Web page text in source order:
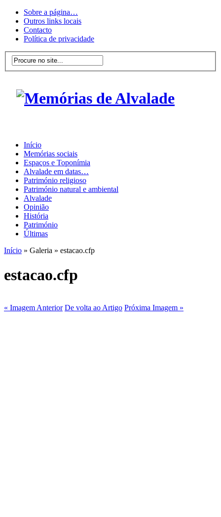
Sobre a página…
Outros links locais
Contacto
Política de privacidade
Início
Memórias sociais
Espaços e Toponímia
Alvalade em datas…
Património religioso
Património natural e ambiental
Alvalade
Opinião
História
Património
Últimas
Início » Galeria » estacao.cfp
estacao.cfp
« Imagem Anterior De volta ao Artigo Próxima Imagem »